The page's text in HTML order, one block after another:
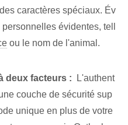
caractères spéciaux. Év
évidentes, tell
ou le nom de l'animal.
deux facteurs : ⁢ L'authent
couche de sécurité sup
unique en plus de votre